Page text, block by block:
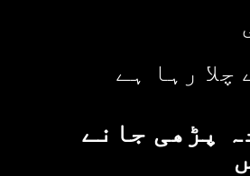
رہا ہے
پڑھی جانے